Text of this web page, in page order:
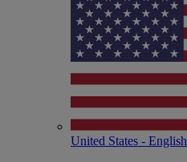
United States - English